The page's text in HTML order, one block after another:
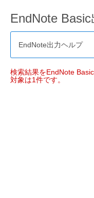
EndNote Basic
EndNote出力ヘルプ
検索結果をEndNote
対象は1件です。